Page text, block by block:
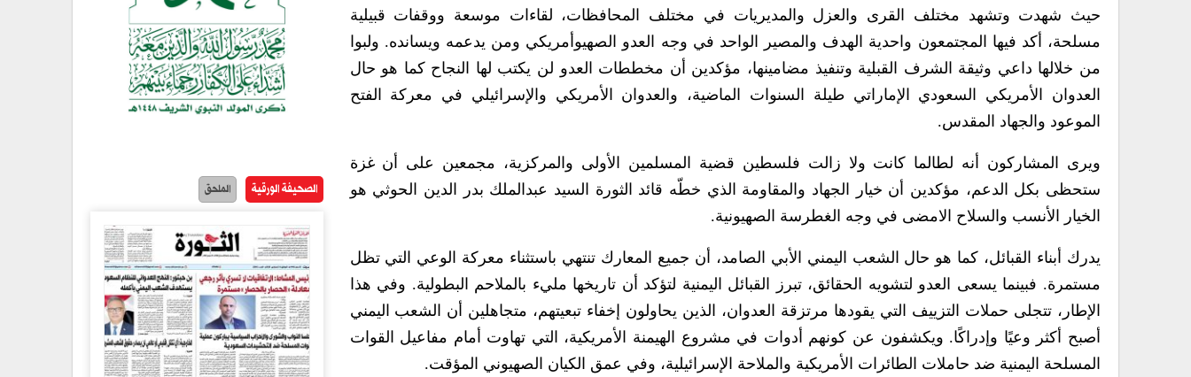
حيث شهدت وتشهد مختلف القرى والعزل والمديريات في مختلف المحافظات، لقاءات موسعة ووقفات قبيلية
مسلحة، أكد فيها المجتمعون واحدية الهدف والمصير الواحد في وجه العدو الصهيوأمريكي ومن يدعمه ويسانده. ولبوا
من خلالها داعي وثيقة الشرف القبلية وتنفيذ مضامينها، مؤكدين أن مخططات العدو لن يكتب لها النجاح كما هو حال
العدوان الأمريكي السعودي الإماراتي طيلة السنوات الماضية، والعدوان الأمريكي والإسرائيلي في معركة الفتح
الموعود والجهاد المقدس.
ويرى المشاركون أنه لطالما كانت ولا زالت فلسطين قضية المسلمين الأولى والمركزية، مجمعين على أن غزة
ستحظى بكل الدعم، مؤكدين أن خيار الجهاد والمقاومة الذي خطّه قائد الثورة السيد عبدالملك بدر الدين الحوثي هو
الخيار الأنسب والسلاح الامضى في وجه الغطرسة الصهيونية.
يدرك أبناء القبائل، كما هو حال الشعب اليمني الأبي الصامد، أن جميع المعارك تنتهي باستثناء معركة الوعي التي تظل
مستمرة. فبينما يسعى العدو لتشويه الحقائق، تبرز القبائل اليمنية لتؤكد أن تاريخها مليء بالملاحم البطولية. وفي هذا
الإطار، تتجلى حملات التزييف التي يقودها مرتزقة العدوان، الذين يحاولون إخفاء تبعيتهم، متجاهلين أن الشعب اليمني
أصبح أكثر وعيًا وإدراكًا. ويكشفون عن كونهم أدوات في مشروع الهيمنة الأمريكية، التي تهاوت أمام مفاعيل القوات
المسلحة اليمنية ضد حاملات الطائرات الأمريكية والملاحة الإسرائيلية، وفي عمق الكيان الصهيوني المؤقت.
الصحيفة الورقية الملحق